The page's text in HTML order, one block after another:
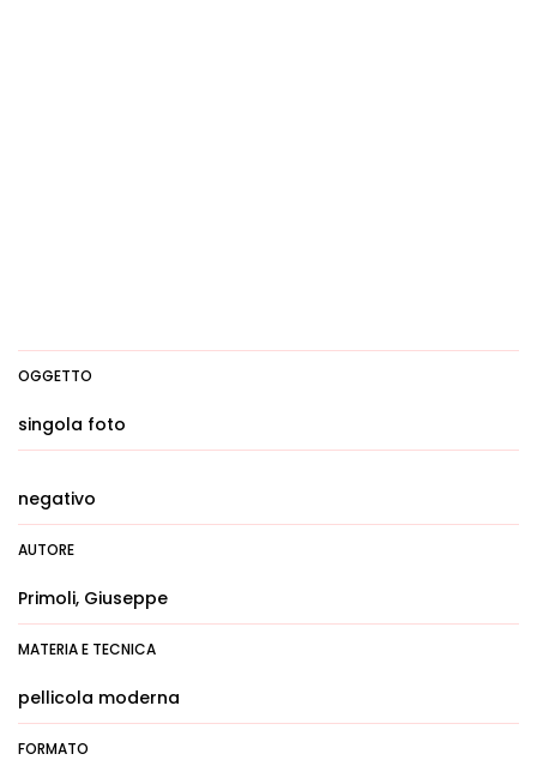
OGGETTO
singola foto
negativo
AUTORE
Primoli, Giuseppe
MATERIA E TECNICA
pellicola moderna
FORMATO